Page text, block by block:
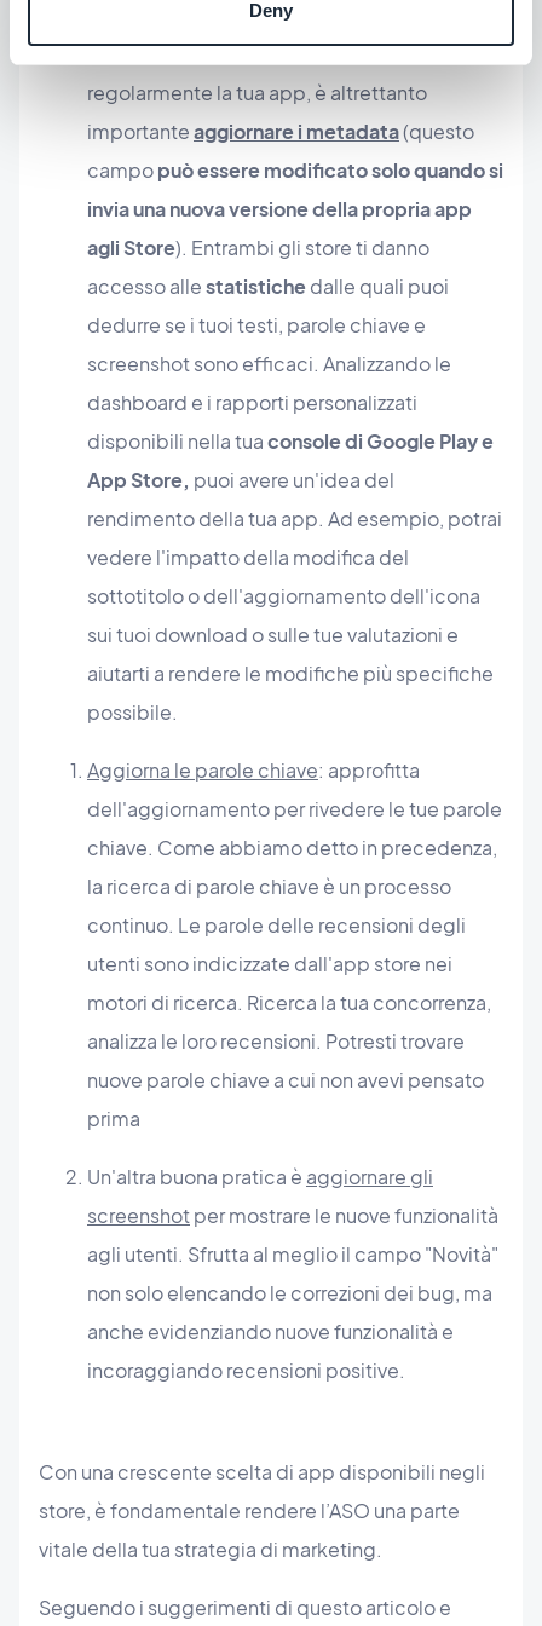
Deny
Poiché è buona prassi aggiornare
regolarmente la tua app, è altrettanto
importanteaggiornare i metadata(questo
campopuò essere modificato solo quando si
invia una nuova versione della propria app
agli Store). Entrambi gli store ti danno
accesso allestatistichedalle quali puoi
dedurre se i tuoi testi, parole chiave e
screenshot sono efficaci. Analizzando le
dashboard e i rapporti personalizzati
disponibili nella tuaconsole di Google Play e
App Store, puoi avere un'idea del
rendimento della tua app. Ad esempio, potrai
vedere l'impatto della modifica del
sottotitolo o dell'aggiornamento dell'icona
sui tuoi download o sulle tue valutazioni e
aiutarti a rendere le modifiche più specifiche
possibile.
Aggiorna le parole chiave: approfitta
dell'aggiornamento per rivedere le tue parole
chiave. Come abbiamo detto in precedenza,
la ricerca di parole chiave è un processo
continuo. Le parole delle recensioni degli
utenti sono indicizzate dall'app store nei
motori di ricerca. Ricerca la tua concorrenza,
analizza le loro recensioni. Potresti trovare
nuove parole chiave a cui non avevi pensato
prima
Un'altra buona pratica è aggiornare gli
screenshotper mostrare le nuove funzionalità
agli utenti. Sfrutta al meglio il campo "Novità"
non solo elencando le correzioni dei bug, ma
anche evidenziando nuove funzionalità e
incoraggiando recensioni positive.
Con una crescente scelta di app disponibili negli
store, è fondamentale rendere l’ASO una parte
vitale della tua strategia di marketing.
Seguendo i suggerimenti di questo articolo e